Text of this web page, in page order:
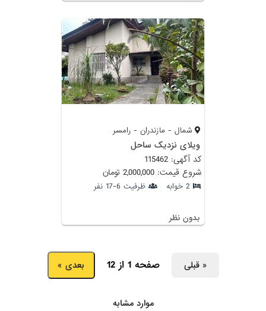
شمال - مازندران - رامسر
ویلای نزدیک ساحل
کد آگهی: 115462
شروع قیمت: 2,000,000 تومان
2 خوابه ظرفیت 6-17 نفر
بدون نظر
« قبلی صفحه 1 از 12 بعدی »
موارد مشابه